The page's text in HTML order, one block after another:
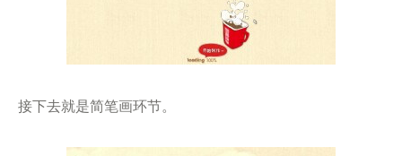
接下去就是简笔画环节。